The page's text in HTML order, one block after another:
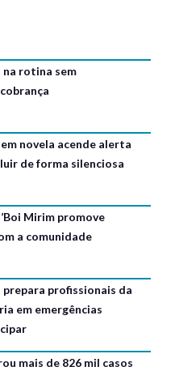
rotina sem
novela acende alerta
de forma silenciosa
Mirim promove
a comunidade
prepara profissionais da
em emergências
mais de 826 mil casos